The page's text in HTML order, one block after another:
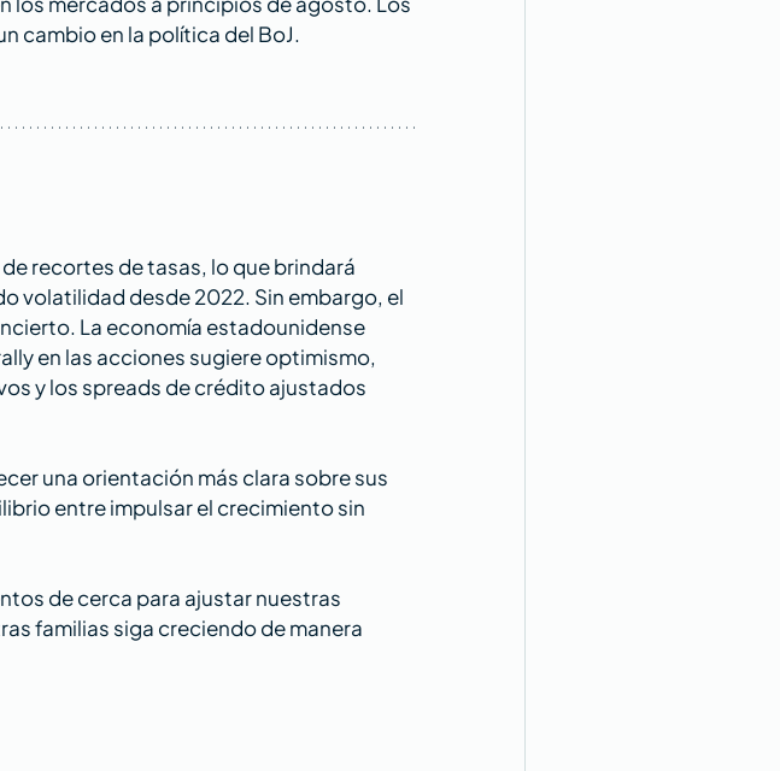
cambio en la política del BoJ.
recortes de tasas, lo que brindará
volatilidad desde 2022. Sin embargo, el
La economía estadounidense
en las acciones sugiere optimismo,
y los spreads de crédito ajustados
una orientación más clara sobre sus
entre impulsar el crecimiento sin
de cerca para ajustar nuestras
familias siga creciendo de manera